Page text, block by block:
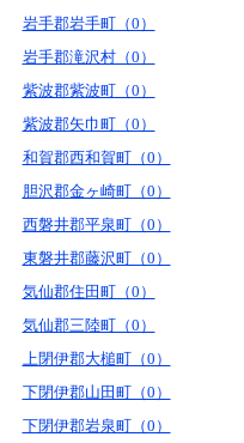
岩手郡岩手町（0）
岩手郡滝沢村（0）
紫波郡紫波町（0）
紫波郡矢巾町（0）
和賀郡西和賀町（0）
胆沢郡金ヶ崎町（0）
西磐井郡平泉町（0）
東磐井郡藤沢町（0）
気仙郡住田町（0）
気仙郡三陸町（0）
上閉伊郡大槌町（0）
下閉伊郡山田町（0）
下閉伊郡岩泉町（0）